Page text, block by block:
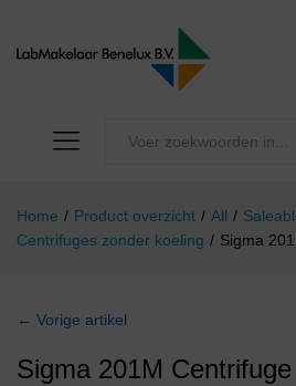
Home / Product overzicht / All /
Centrifuges zonder koeling / Sigma
← Vorige artikel
Sigma 201M Centrifuge